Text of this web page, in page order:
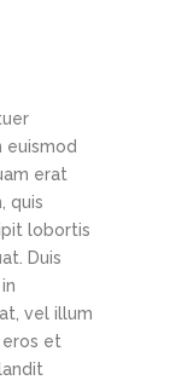
euismod
erat
quis
lobortis
Duis
vel illum
et